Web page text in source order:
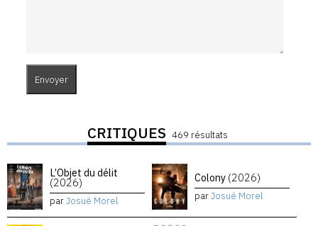
CRITIQUES 469 résultats
L’Objet du délit
(2026)
parJosué Morel
Colony (2026)
parJosué Morel